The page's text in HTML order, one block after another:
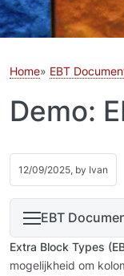
Home EBT
Demo:
12/09/2025, by Ivan
EBT
Extra Block Types
mogelijkheid om